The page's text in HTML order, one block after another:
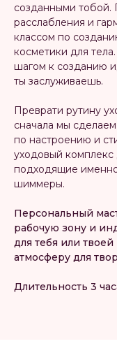
созданными тобой.
расслабления и
классом по
косметики для
шагом к созданию
ты заслуживаешь.
Преврати рутину
сначала мы
по настроению и
уходовый комплекс
подходящие
шиммеры.
Персональный
рабочую зону и
для тебя или
атмосферу для
Длительность 3